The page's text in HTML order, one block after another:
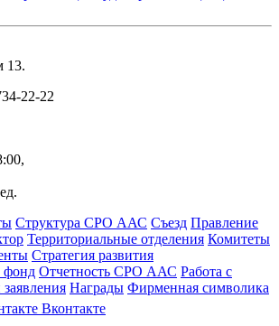
13.
22-22
Структура СРО ААС Съезд Правление
Территориальные отделения Комитеты
Стратегия развития
фонд Отчетность СРО ААС Работа с
Награды Фирменная символика
Вконтакте